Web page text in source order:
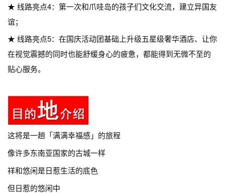
★ 线路亮点4：第一次和爪哇岛的孩子们文化交流，建立异国友
谊；
★ 线路亮点5：在国庆活动团基础上升级五星级奢华酒店、让你
在视觉震撼的同时也能舒缓身心的疲惫，都能得到无微不至的
贴心服务。
这将是一趟「满满幸福感」的旅程
像许多东南亚国家的古城一样
祥和悠闲是日惹生活的底色
但日惹的悠闲中